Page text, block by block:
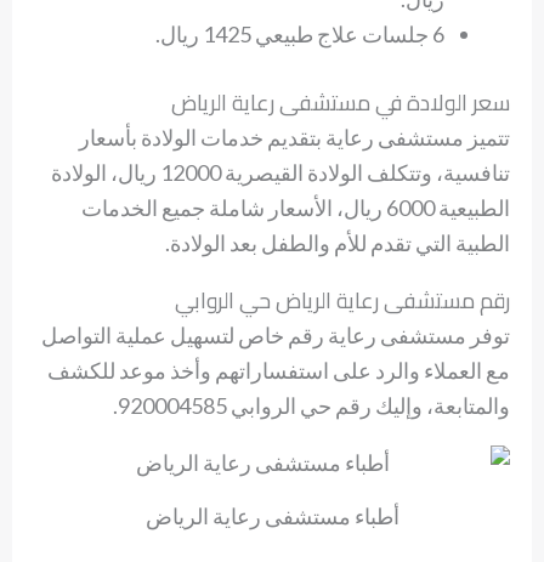
6 جلسات علاج طبيعي 1425 ريال.
سعر الولادة في مستشفى رعاية الرياض
تتميز مستشفى رعاية بتقديم خدمات الولادة بأسعار
تنافسية، وتتكلف الولادة القيصرية 12000 ريال، الولادة
الطبيعية 6000 ريال، الأسعار شاملة جميع الخدمات
الطبية التي تقدم للأم والطفل بعد الولادة.
رقم مستشفى رعاية الرياض حي الروابي
توفر مستشفى رعاية رقم خاص لتسهيل عملية التواصل
مع العملاء والرد على استفساراتهم وأخذ موعد للكشف
والمتابعة، وإليك رقم حي الروابي 920004585.
أطباء مستشفى رعاية الرياض